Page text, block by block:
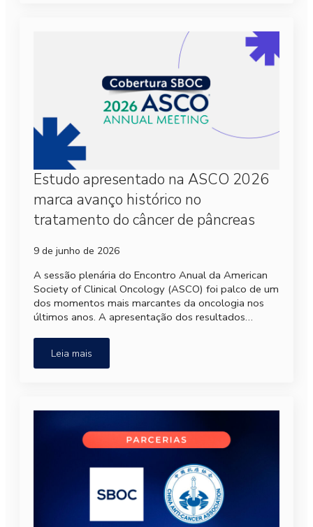
Estudo apresentado na ASCO 2026
marca avanço histórico no
tratamento do câncer de pâncreas
9 de junho de 2026
A sessão plenária do Encontro Anual da American
Society of Clinical Oncology (ASCO) foi palco de um
dos momentos mais marcantes da oncologia nos
últimos anos. A apresentação dos resultados…
Leia mais